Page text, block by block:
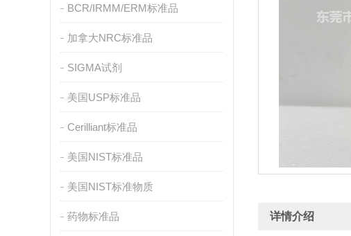
BCR/IRMM/ERM标准品
加拿大NRC标准品
SIGMA试剂
美国USP标准品
Cerilliant标准品
美国NIST标准品
美国NIST标准物质
药物标准品 详情介绍